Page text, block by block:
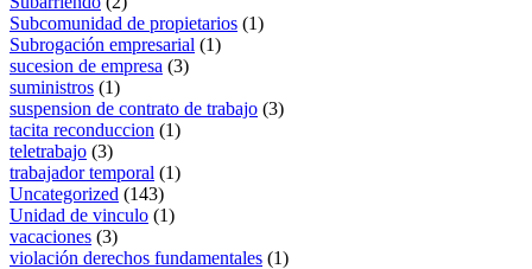
Subcomunidad de propietarios (1)
Subrogación empresarial (1)
sucesion de empresa (3)
suministros (1)
suspension de contrato de trabajo (3)
tacita reconduccion (1)
teletrabajo (3)
trabajador temporal (1)
Uncategorized (143)
Unidad de vinculo (1)
vacaciones (3)
violación derechos fundamentales (1)